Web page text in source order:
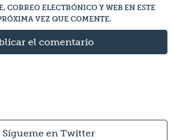
CORREO ELECTRÓNICO Y WEB EN ESTE
VEZ QUE COMENTE.
Sígueme en Twitter